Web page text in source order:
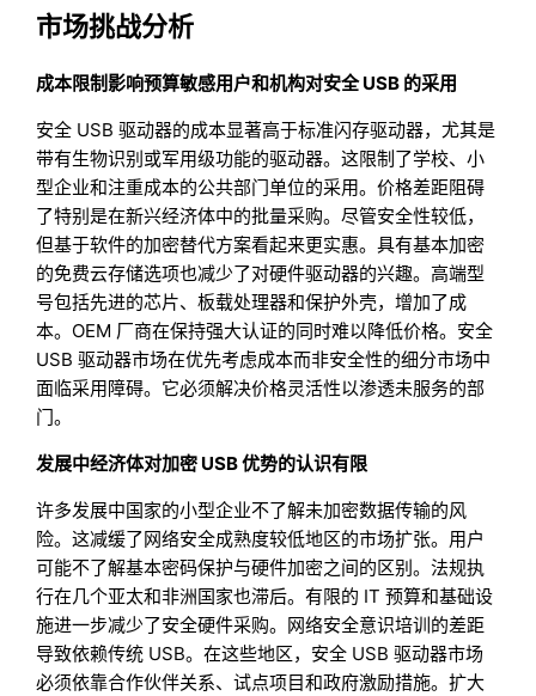
市场挑战分析
成本限制影响预算敏感用户和机构对安全 USB 的采用
安全 USB 驱动器的成本显著高于标准闪存驱动器，尤其是
带有生物识别或军用级功能的驱动器。这限制了学校、小
型企业和注重成本的公共部门单位的采用。价格差距阻碍
了特别是在新兴经济体中的批量采购。尽管安全性较低，
但基于软件的加密替代方案看起来更实惠。具有基本加密
的免费云存储选项也减少了对硬件驱动器的兴趣。高端型
号包括先进的芯片、板载处理器和保护外壳，增加了成
本。OEM 厂商在保持强大认证的同时难以降低价格。安全
USB 驱动器市场在优先考虑成本而非安全性的细分市场中
面临采用障碍。它必须解决价格灵活性以渗透未服务的部
门。
发展中经济体对加密 USB 优势的认识有限
许多发展中国家的小型企业不了解未加密数据传输的风
险。这减缓了网络安全成熟度较低地区的市场扩张。用户
可能不了解基本密码保护与硬件加密之间的区别。法规执
行在几个亚太和非洲国家也滞后。有限的 IT 预算和基础设
施进一步减少了安全硬件采购。网络安全意识培训的差距
导致依赖传统 USB。在这些地区，安全 USB 驱动器市场
必须依靠合作伙伴关系、试点项目和政府激励措施。扩大